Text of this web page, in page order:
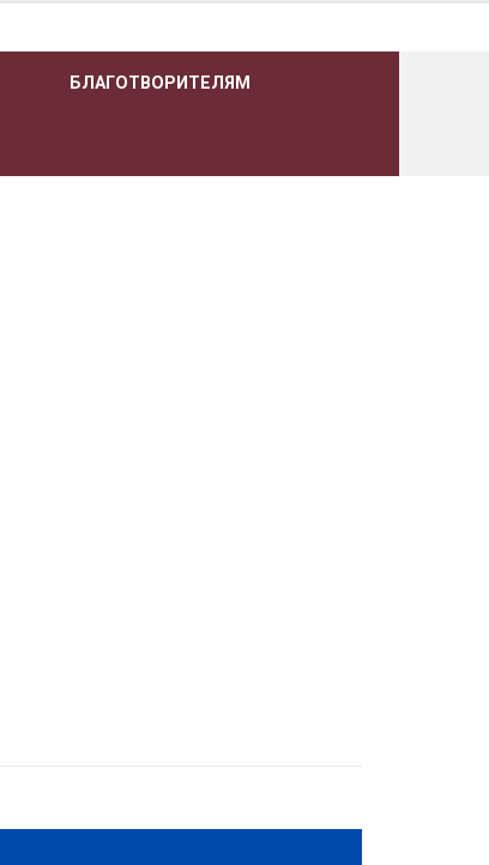
БЛАГОТВОРИТЕЛЯМ